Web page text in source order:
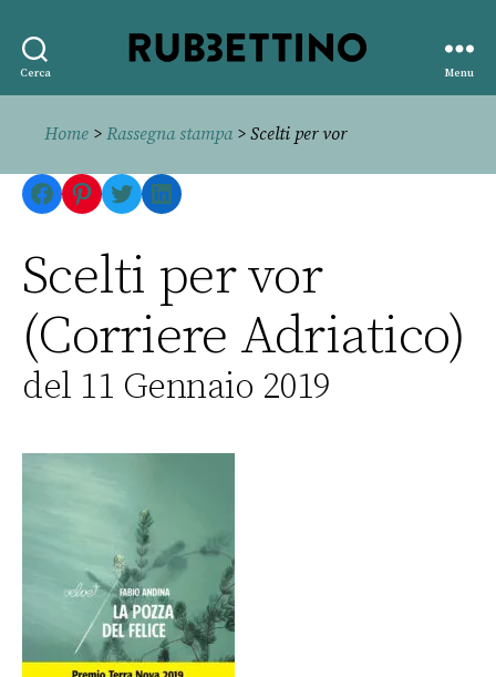
Cerca
editore
Menu
Home > Rassegna stampa> Scelti per vor
Facebook
Pinterest
TwitterLinkedIn
Scelti per vor
(Corriere Adriatico)
del 11 Gennaio 2019